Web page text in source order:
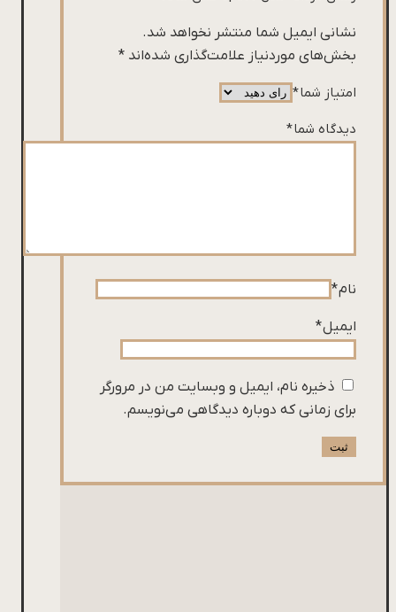
نشانی ایمیل شما منتشر نخواهد شد.
بخش‌های موردنیاز علامت‌گذاری شده‌اند *
امتیاز شما*
دیدگاه شما*
نام*
ایمیل*
ذخیره نام، ایمیل و وبسایت من در مرورگر
برای زمانی که دوباره دیدگاهی می‌نویسم.